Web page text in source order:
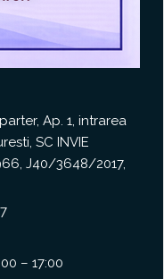
Ap. 1, intrarea
SC INVIE
J40/3648/2017,
– 17:00